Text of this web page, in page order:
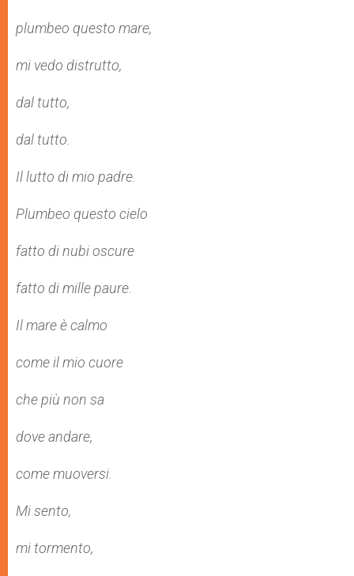
plumbeo questo mare,
mi vedo distrutto,
dal tutto,
dal tutto.
Il lutto di mio padre.
Plumbeo questo cielo
fatto di nubi oscure
fatto di mille paure.
Il mare è calmo
come il mio cuore
che più non sa
dove andare,
come muoversi.
Mi sento,
mi tormento,